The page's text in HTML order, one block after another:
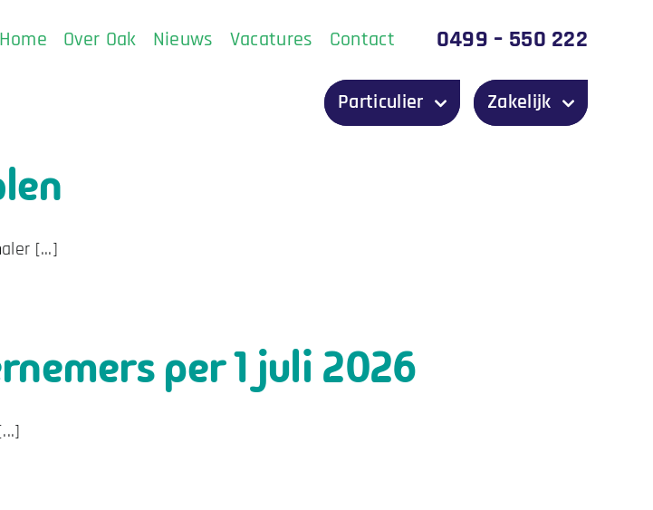
Home Over Oak Nieuws Vacatures Contact 0499 – 550 222
Particulier Zakelijk
[...]
per 1 juli 2026